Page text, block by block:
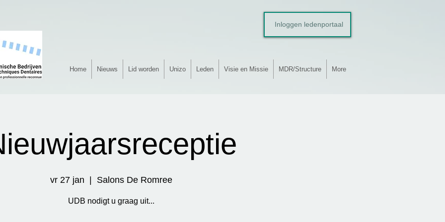
Inloggen ledenportaal
Home Nieuws Lid worden Unizo Leden Visie en Missie MDR/Structure More
vr 27 jan Salons De Romree
UDB nodigt u graag uit...